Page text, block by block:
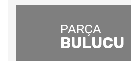
PARÇA
BULUCU